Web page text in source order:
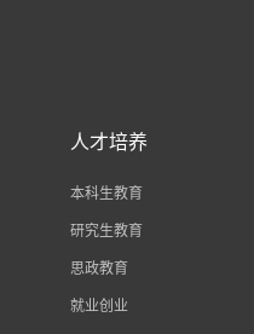
人才培养
本科生教育
研究生教育
思政教育
就业创业